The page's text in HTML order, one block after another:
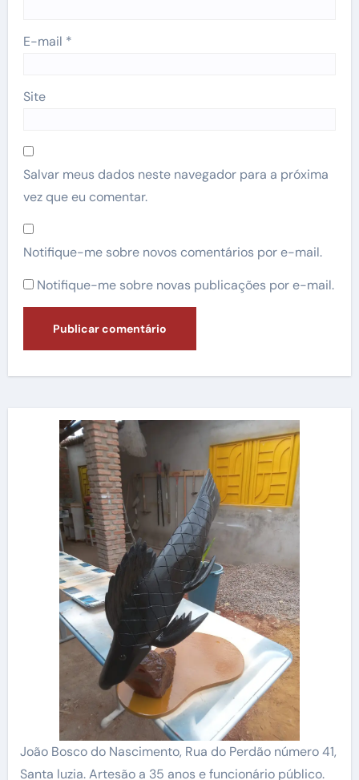
E-mail *
Site
Salvar meus dados neste navegador para a próxima
vez que eu comentar.
Notifique-me sobre novos comentários por e-mail.
Notifique-me sobre novas publicações por e-mail.
João Bosco do Nascimento, Rua do Perdão número 41,
Santa luzia. Artesão a 35 anos e funcionário público.